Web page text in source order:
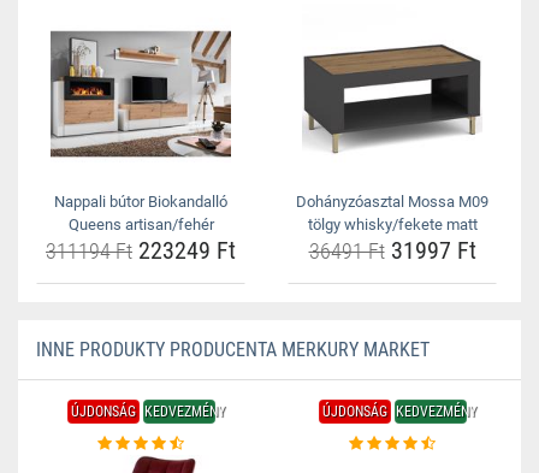
Nappali bútor Biokandalló
Queens artisan/fehér
311194 Ft 223249 Ft
Dohányzóasztal Mossa M09
tölgy whisky/fekete matt
36491 Ft31997 Ft
INNE PRODUKTY PRODUCENTA MERKURY MARKET
ÚJDONSÁG KEDVEZMÉNY ÚJDONSÁG KEDVEZMÉNY